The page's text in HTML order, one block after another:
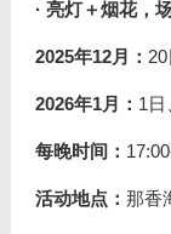
· 亮灯＋烟花，
2025年12月：
2026年1月： 1日
每晚时间：
活动地点： 那香